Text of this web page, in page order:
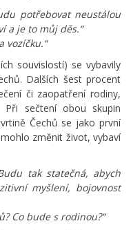
potřebovat neustálou
a je to můj děs.“
vozíčku.“
souvislostí) se vybavily
Dalších šest procent
či zaopatření rodiny,
sečtení obou skupin
Čechů se jako první
změnit život, vybaví
tak statečná, abych
myšlení, bojovnost
Co bude s rodinou?“